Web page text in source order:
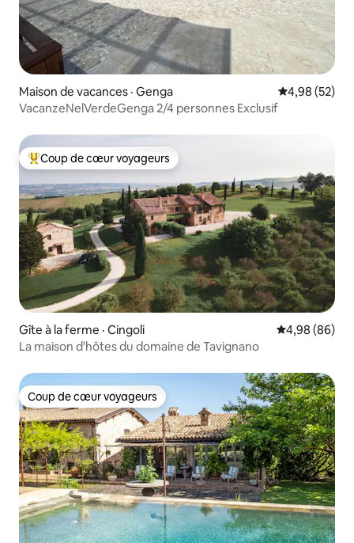
Maison de vacances · Genga Note
4,98 (52)
VacanzeNelVerdeGenga 2/4 personnes Exclusif
Coup de cœur voyageurs parmi les plus aimés
Coup de cœur voyageurs
Gîte à la ferme · Cingoli Note
4,98 (86)
La maison d'hôtes du domaine de Tavignano
Coup de cœur voyageurs
Coup de cœur voyageurs